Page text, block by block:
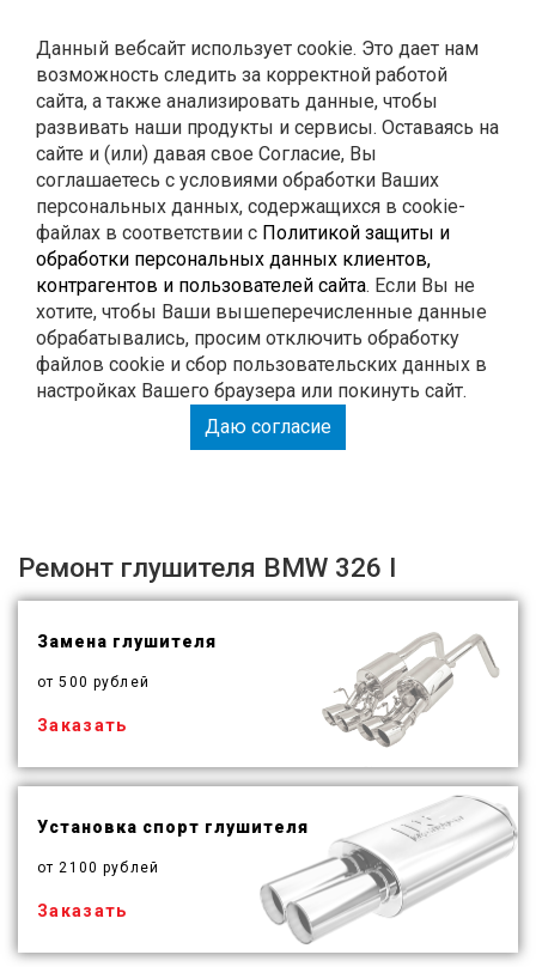
Данный вебсайт использует cookie. Это дает нам
возможность следить за корректной работой
сайта, а также анализировать данные, чтобы
развивать наши продукты и сервисы. Оставаясь на
сайте и (или) давая свое Согласие, Вы
соглашаетесь с условиями обработки Ваших
персональных данных, содержащихся в cookie-
файлах в соответствии с Политикой защиты и
обработки персональных данных клиентов,
контрагентов и пользователей сайта. Если Вы не
хотите, чтобы Ваши вышеперечисленные данные
обрабатывались, просим отключить обработку
файлов cookie и сбор пользовательских данных в
настройках Вашего браузера или покинуть сайт.
Даю согласие
Корзина
0
ГЛУШИТЕЛИ
РЕМОНТ
тюнинг
РАСПЕЧАТАЙ КУПОН И ПОЛУЧИ СКИДКУ НА
РАБОТУ 15%
Ремонт глушителя BMW 326 I
Замена глушителя
от 500 рублей
Заказать
Установка спорт глушителя
от 2100 рублей
Заказать